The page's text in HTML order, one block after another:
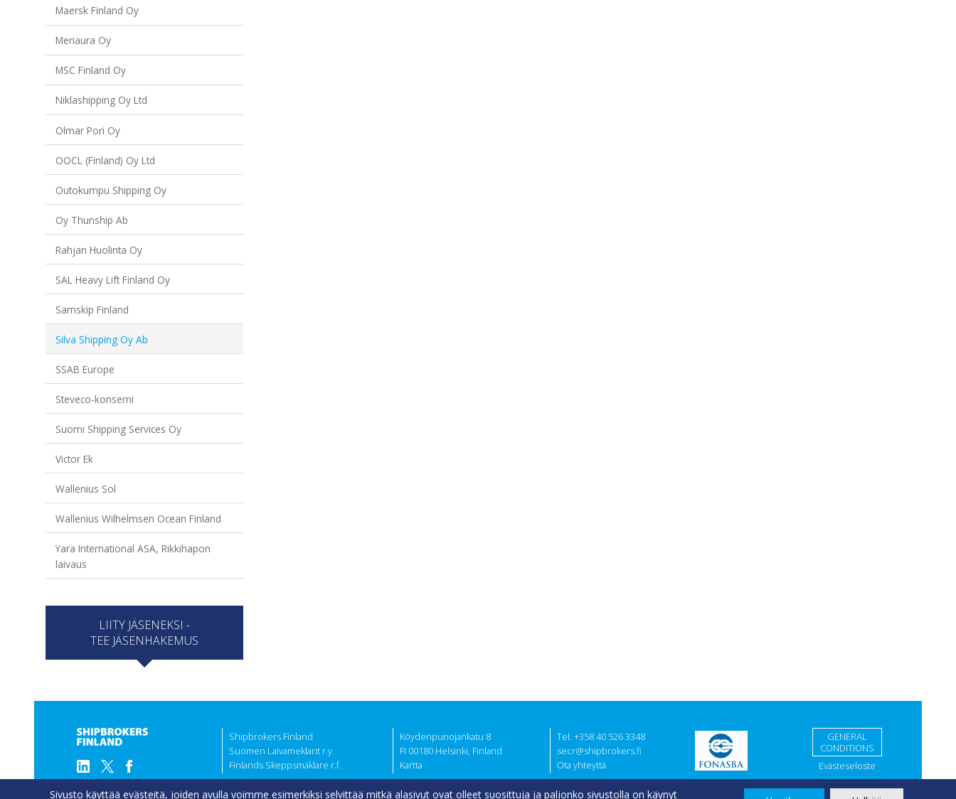
Maersk Finland Oy
Meriaura Oy
MSC Finland Oy
Niklashipping Oy Ltd
Olmar Pori Oy
OOCL (Finland) Oy Ltd
Outokumpu Shipping Oy
Oy Thunship Ab
Rahjan Huolinta Oy
SAL Heavy Lift Finland Oy
Samskip Finland
Silva Shipping Oy Ab
SSAB Europe
Steveco-konserni
Suomi Shipping Services Oy
Victor Ek
Wallenius Sol
Wallenius Wilhelmsen Ocean Finland
Yara International ASA, Rikkihapon
laivaus
LIITY JÄSENEKSI -
TEE JÄSENHAKEMUS
Shipbrokers Finland
Suomen Laivameklarit r.y.
Finlands Skeppsmäklare r.f.
Köydenpunojankatu 8
FI 00180 Helsinki, Finland
Kartta
Tel. +358 40 526 3348
secr@shipbrokers.fi
Ota yhteyttä
GENERAL
CONDITIONS
Evästeseloste
Sivusto käyttää evästeitä, joiden avulla voimme esimerkiksi selvittää mitkä alasivut ovat olleet suosittuja ja paljonko sivustolla on käynyt